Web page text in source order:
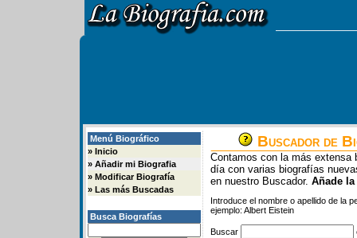
Menú Biográfico
» Inicio
» Añadir mi Biografia
» Modificar Biografía
» Las más Buscadas
Busca Biografías
Buscador de
Contamos con la más extensa
día con varias biografías
en nuestro Buscador. Añade
Introduce el nombre o apellido de la
ejemplo: Albert Eistein
Buscar